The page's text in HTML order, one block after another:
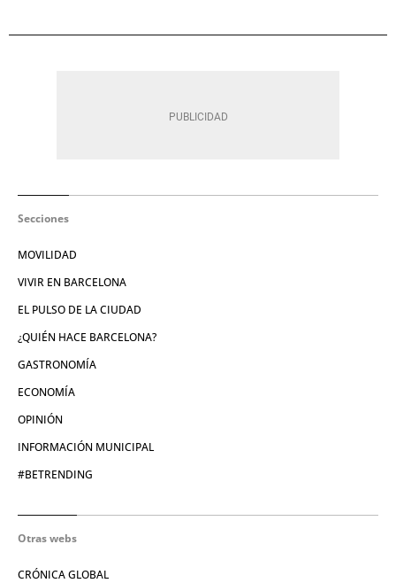
Secciones
MOVILIDAD
VIVIR EN BARCELONA
EL PULSO DE LA CIUDAD
¿QUIÉN HACE BARCELONA?
GASTRONOMÍA
ECONOMÍA
OPINIÓN
INFORMACIÓN MUNICIPAL
#BETRENDING
Otras webs
CRÓNICA GLOBAL